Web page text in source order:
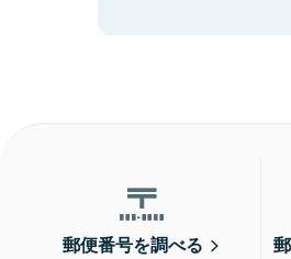
郵便番号を調べる